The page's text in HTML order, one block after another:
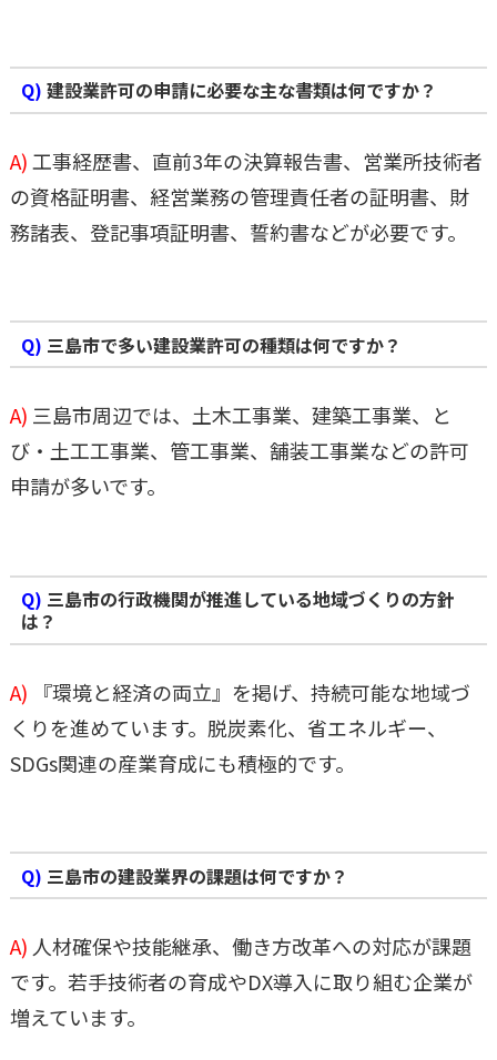
Q) 建設業許可の申請に必要な主な書類は何ですか？
A)工事経歴書、直前3年の決算報告書、営業所技術者
の資格証明書、経営業務の管理責任者の証明書、財
務諸表、登記事項証明書、誓約書などが必要です。
Q) 三島市で多い建設業許可の種類は何ですか？
A) 三島市周辺では、土木工事業、建築工事業、と
び・土工工事業、管工事業、舗装工事業などの許可
申請が多いです。
Q) 三島市の行政機関が推進している地域づくりの方針
は？
A) 『環境と経済の両立』を掲げ、持続可能な地域づ
くりを進めています。脱炭素化、省エネルギー、
SDGs関連の産業育成にも積極的です。
Q) 三島市の建設業界の課題は何ですか？
A) 人材確保や技能継承、働き方改革への対応が課題
です。若手技術者の育成やDX導入に取り組む企業が
増えています。